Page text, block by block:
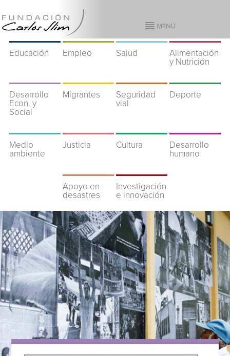
Educación Empleo Salud
Alimentación
y Nutrición
Desarrollo
Econ. y
Social
Migrantes
Seguridad
vial
Deporte
Medio
ambiente
Justicia Cultura
Desarrollo
humano
Apoyo en
desastres
Investigación
e innovación